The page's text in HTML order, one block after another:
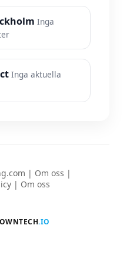
Inga
Inga aktuella
| Om oss |
| Om oss
.IO